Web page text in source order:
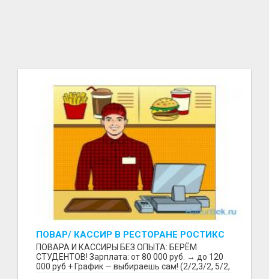
ПОВАР/ КАССИР В РЕСТОРАНЕ РОСТИКС
(КФС)
ПОВАРА И КАССИРЫ БЕЗ ОПЫТА: БЕРЁМ
СТУДЕНТОВ! Зарплата: от 80 000 руб. → до 120
000 руб.+ График — выбираешь сам! (2/2,3/2, 5/2,